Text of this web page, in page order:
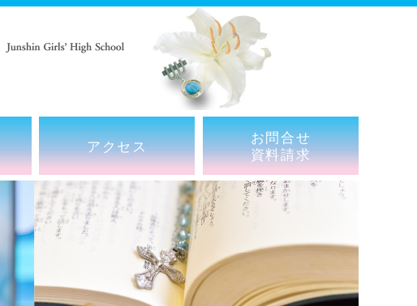
アクセス
お問合せ
資料請求